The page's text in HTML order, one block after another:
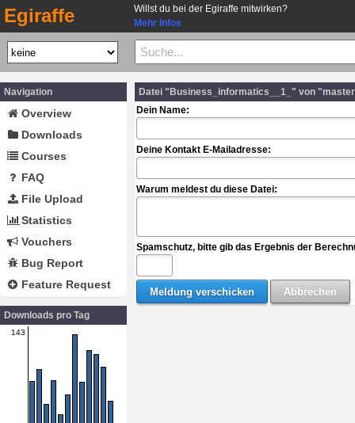
Egiraffe
Willst du bei der Egiraffe mitwirken?
Mehr Infos
Navigation
Overview
Downloads
Courses
FAQ
File Upload
Statistics
Vouchers
Bug Report
Feature Request
Downloads pro Tag
143
Datei "Business_informatics__1_" von
Dein Name:
Deine Kontakt E-Mailadresse:
Warum meldest du diese Datei:
Spamschutz, bitte gib das Ergebnis der